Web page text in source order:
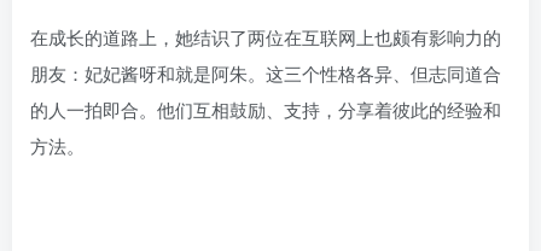
在成长的道路上，她结识了两位在互联网上也颇有影响力的
朋友：妃妃酱呀和就是阿朱。这三个性格各异、但志同道合
的人一拍即合。他们互相鼓励、支持，分享着彼此的经验和
方法。